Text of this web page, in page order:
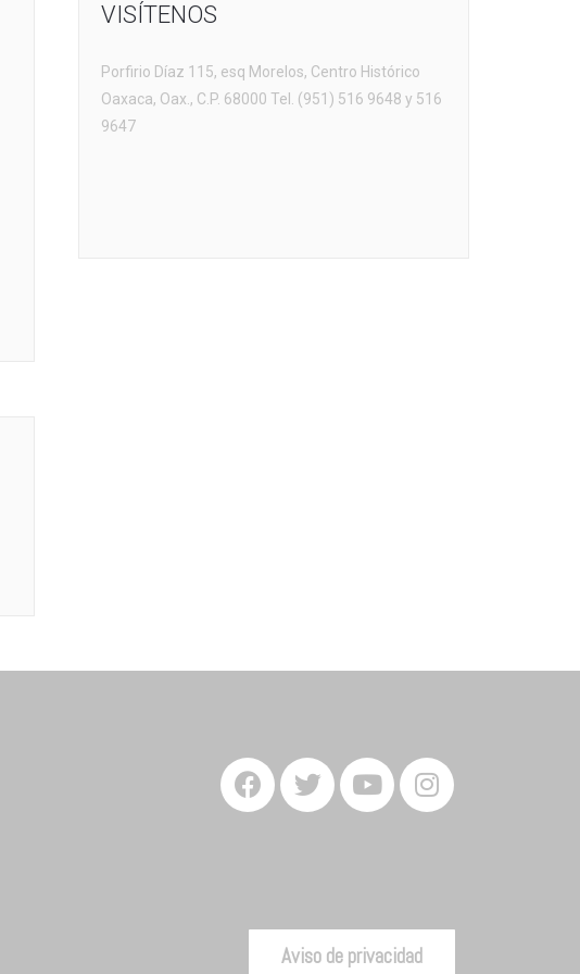
VISÍTENOS
Porfirio Díaz 115, esq Morelos, Centro Histórico
Oaxaca, Oax., C.P. 68000 Tel. (951) 516 9648 y 516
9647
Aviso de privacidad